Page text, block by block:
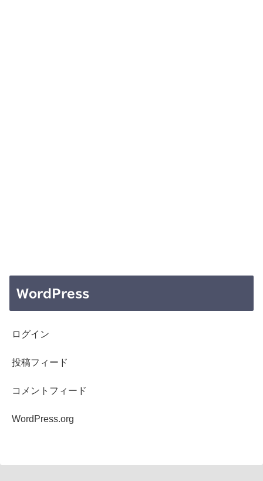
WordPress
ログイン
投稿フィード
コメントフィード
WordPress.org